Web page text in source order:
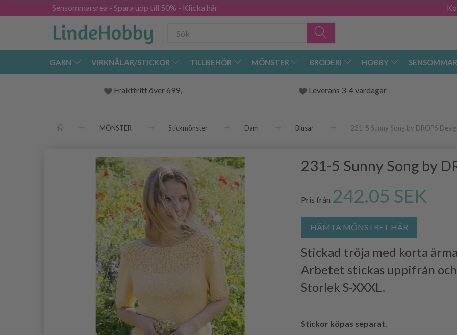
Sensommarsrea - Spara upp till 50% - Klicka här
GARN VIRKNÅLAR/STICKOR TILLBEHÖR MÖNSTER BRODERI HOBBY
Fraktfritt över 699,- Leverans 3-4 vardagar
MÖNSTER Stickmönster Dam Blusar 231-5 Sunny Song by DROPS
231-5 Sunny Song by
Pris från 242.05 SEK
HÄMTA MÖNSTRET HÄR
Stickad tröja med korta
Arbetet stickas uppifrån
Storlek S-XXXL.
Stickor köpas separat.